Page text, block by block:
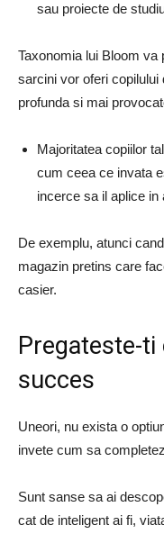
sau proiecte de
Taxonomia lui Bloom va
sarcini vor oferi
profunda si mai
Majoritatea copiilor
cum ceea ce invata
incerce sa il aplice in
De exemplu, atunci
magazin pretins care
casier.
Pregateste-
succes
Uneori, nu exista o
invete cum sa
Sunt sanse sa ai
cat de inteligent ai fi,